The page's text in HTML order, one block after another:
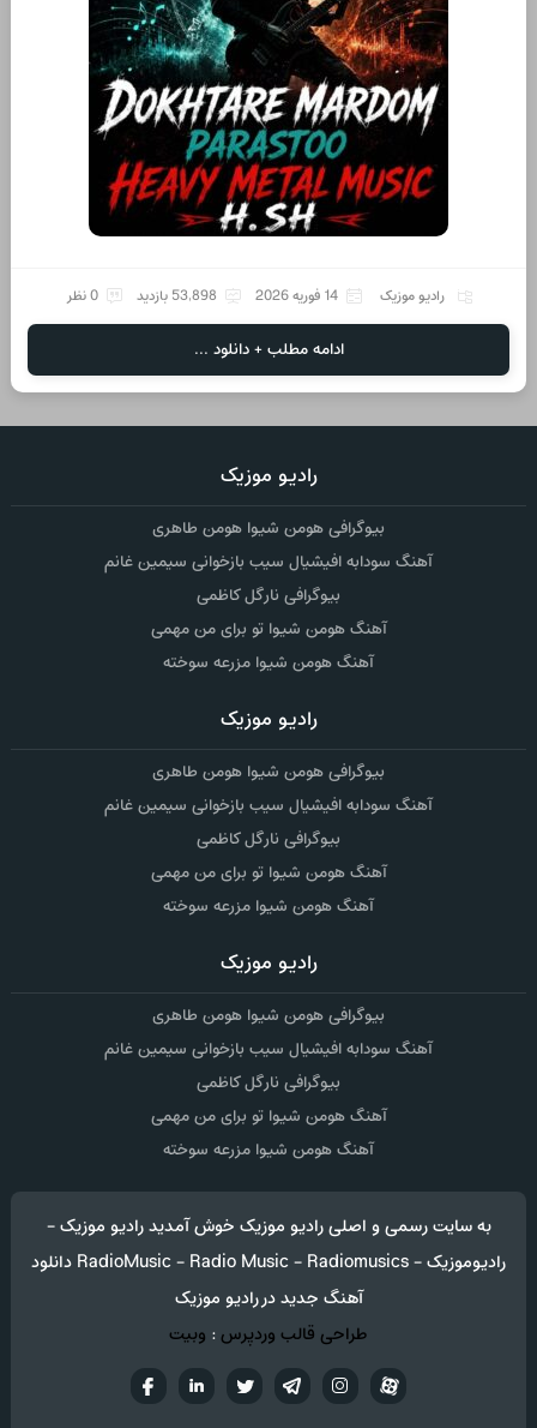
رادیو موزیک 14 فوریه 2026 53,898 بازدید 0 نظر
ادامه مطلب + دانلود ...
رادیو موزیک
بیوگرافی هومن شیوا هومن طاهری
آهنگ سودابه افیشیال سیب بازخوانی سیمین غانم
بیوگرافی نارگل کاظمی
آهنگ هومن شیوا تو برای من مهمی
آهنگ هومن شیوا مزرعه سوخته
رادیو موزیک
بیوگرافی هومن شیوا هومن طاهری
آهنگ سودابه افیشیال سیب بازخوانی سیمین غانم
بیوگرافی نارگل کاظمی
آهنگ هومن شیوا تو برای من مهمی
آهنگ هومن شیوا مزرعه سوخته
رادیو موزیک
بیوگرافی هومن شیوا هومن طاهری
آهنگ سودابه افیشیال سیب بازخوانی سیمین غانم
بیوگرافی نارگل کاظمی
آهنگ هومن شیوا تو برای من مهمی
آهنگ هومن شیوا مزرعه سوخته
به سایت رسمی و اصلی رادیو موزیک خوش آمدید رادیو موزیک -
رادیوموزیک - RadioMusic - Radio Music - Radiomusics دانلود
آهنگ جدید در رادیو موزیک
طراحی قالب وردپرس: وبیت
تويترتلگراماینستاگرام آپارات